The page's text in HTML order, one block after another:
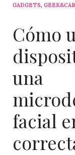
GADGETS,
Cómo
una
facial